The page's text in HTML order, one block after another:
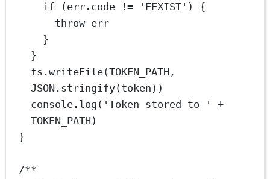
if (err.code != 'EEXIST' ) {
throw err
}
}
fs.writeFile(TOKEN_PATH
JSON . stringify(token))
console. log ( 'Token stored to '
+
TOKEN_PATH )
}
/**